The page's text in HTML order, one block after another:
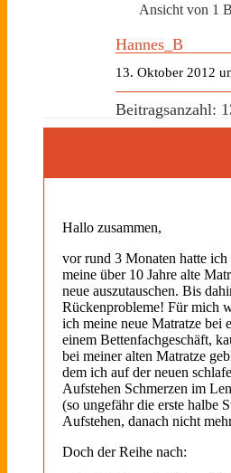
Ansicht von 1
Hannes_B
13. Oktober 2012
Beitragsanzahl:
Hallo zusammen,
vor rund 3 Monaten hatte ich
meine über 10 Jahre alte
neue auszutauschen. Bis
Rückenprobleme! Für mich
ich meine neue Matratze bei
einem Bettenfachgeschäft,
bei meiner alten Matratze
dem ich auf der neuen
Aufstehen Schmerzen im
(so ungefähr die erste halbe
Aufstehen, danach nicht
Doch der Reihe nach: